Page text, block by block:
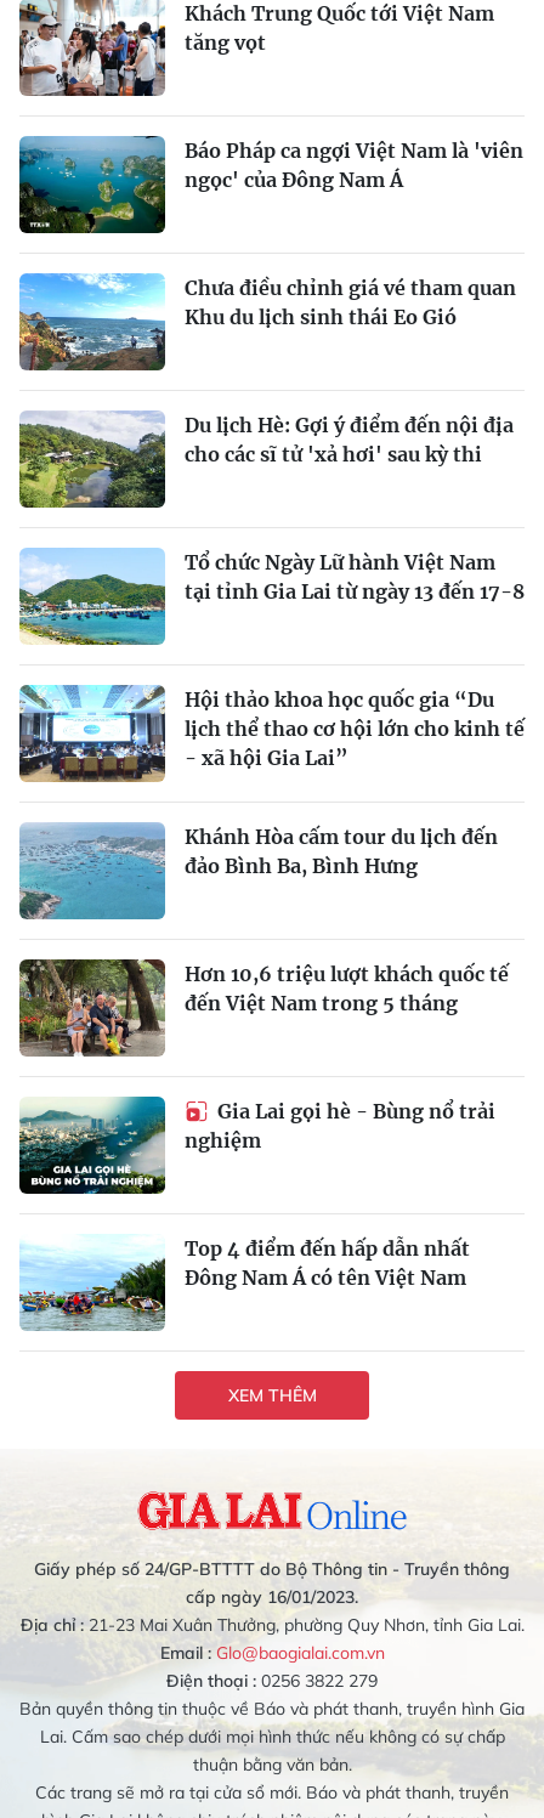
Khách Trung Quốc tới Việt Nam
tăng vọt
Báo Pháp ca ngợi Việt Nam là 'viên
ngọc' của Đông Nam Á
Chưa điều chỉnh giá vé tham quan
Khu du lịch sinh thái Eo Gió
Du lịch Hè: Gợi ý điểm đến nội địa
cho các sĩ tử 'xả hơi' sau kỳ thi
Tổ chức Ngày Lữ hành Việt Nam
tại tỉnh Gia Lai từ ngày 13 đến 17-8
Hội thảo khoa học quốc gia “Du
lịch thể thao cơ hội lớn cho kinh tế
- xã hội Gia Lai”
Khánh Hòa cấm tour du lịch đến
đảo Bình Ba, Bình Hưng
Hơn 10,6 triệu lượt khách quốc tế
đến Việt Nam trong 5 tháng
Gia Lai gọi hè - Bùng nổ trải
nghiệm
Top 4 điểm đến hấp dẫn nhất
Đông Nam Á có tên Việt Nam
XEM THÊM
Giấy phép số 24/GP-BTTTT do Bộ Thông tin - Truyền thông
cấp ngày 16/01/2023.
Địa chỉ :21-23 Mai Xuân Thưởng, phường Quy Nhơn, tỉnh Gia Lai.
Email : Glo@baogialai.com.vn
Điện thoại : 0256 3822 279
Bản quyền thông tin thuộc về Báo và phát thanh, truyền hình Gia
Lai. Cấm sao chép dưới mọi hình thức nếu không có sự chấp
thuận bằng văn bản.
Các trang sẽ mở ra tại cửa sổ mới. Báo và phát thanh, truyền